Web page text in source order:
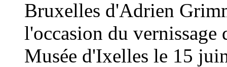
Bruxelles d'Adrien
l'occasion du
Musée d'Ixelles le 15